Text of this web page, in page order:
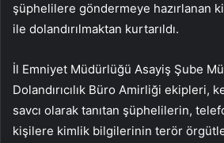
şüphelilere göndermeye hazırlanan
ile dolandırılmaktan kurtarıldı.
İl Emniyet Müdürlüğü Asayiş Şube
Dolandırıcılık Büro Amirliği ekipleri,
savcı olarak tanıtan şüphelilerin,
kişilere kimlik bilgilerinin terör